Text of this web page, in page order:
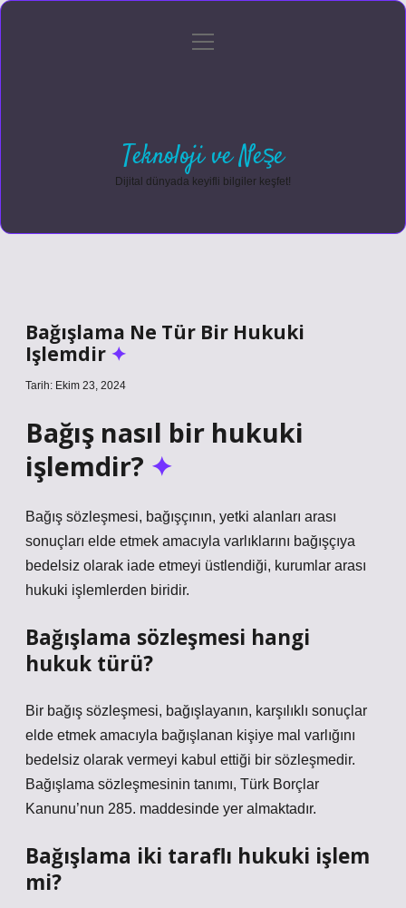
Gizlilik Politikası
menüyü
Teknoloji ve Neşe
Dijital dünyada keyifli bilgiler keşfet!
Bağışlama Ne Tür Bir Hukuki
Işlemdir
Tarih: Ekim 23, 2024
Bağış nasıl bir hukuki
işlemdir?
Bağış sözleşmesi, bağışçının, yetki alanları arası
sonuçları elde etmek amacıyla varlıklarını bağışçıya
bedelsiz olarak iade etmeyi üstlendiği, kurumlar arası
hukuki işlemlerden biridir.
Bağışlama sözleşmesi hangi
hukuk türü?
Bir bağış sözleşmesi, bağışlayanın, karşılıklı sonuçlar
elde etmek amacıyla bağışlanan kişiye mal varlığını
bedelsiz olarak vermeyi kabul ettiği bir sözleşmedir.
Bağışlama sözleşmesinin tanımı, Türk Borçlar
Kanunu’nun 285. maddesinde yer almaktadır.
Bağışlama iki taraflı hukuki işlem
mi?